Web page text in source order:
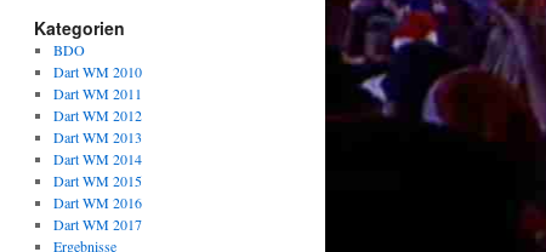
Kategorien
BDO
Dart WM 2010
Dart WM 2011
Dart WM 2012
Dart WM 2013
Dart WM 2014
Dart WM 2015
Dart WM 2016
Dart WM 2017
Ergebnisse